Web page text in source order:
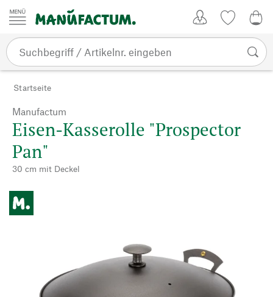
Zum Inhalt springen
Startseite
Manufactum
Eisen-Kasserolle "Prospector
Pan"
30 cm mit Deckel